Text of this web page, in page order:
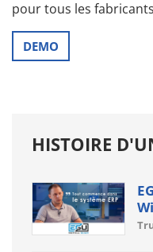
pour tous les
DEMO
HISTOIRE